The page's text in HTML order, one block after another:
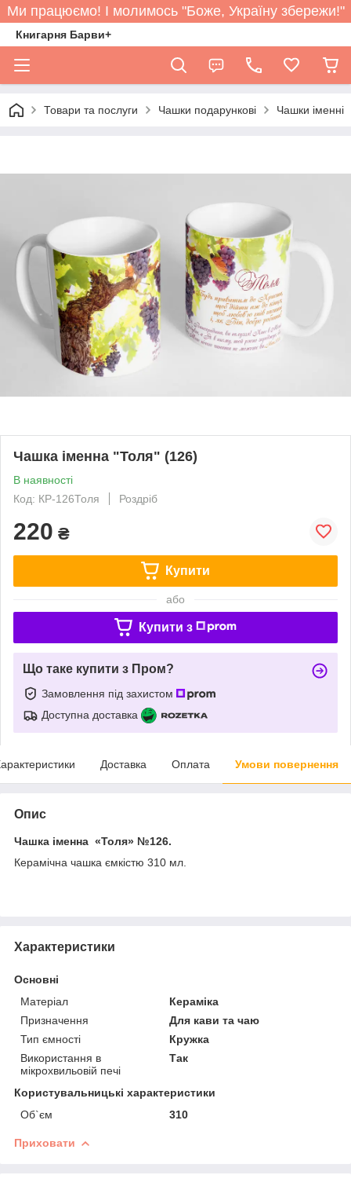
Ми працюємо! І молимось "Боже, Україну збережи!"
Книгарня Барви+
Товари та послуги Чашки подарункові Чашки іменні
Чашка іменна "Толя" (126)
В наявності
Код: КР-126Толя
Роздріб
220 ₴
Купити
або
Купити з
Що таке купити з Пром?
Замовлення під захистом
Доступна доставка
Доставка Оплата Умови повернення
Опис
Чашка іменна «Толя» №126.
Керамічна чашка ємкістю 310 мл.
Характеристики
Основні
Матеріал
Кераміка
Призначення
Для кави та чаю
Тип ємності
Кружка
Використання в
мікрохвильовій печі
Так
Користувальницькі характеристики
Об`єм
310
Приховати